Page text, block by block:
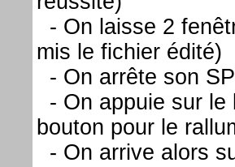
- On laisse 2
mis le fichier édité)
- On arrête son
- On appuie sur le
bouton pour le
- On arrive alors